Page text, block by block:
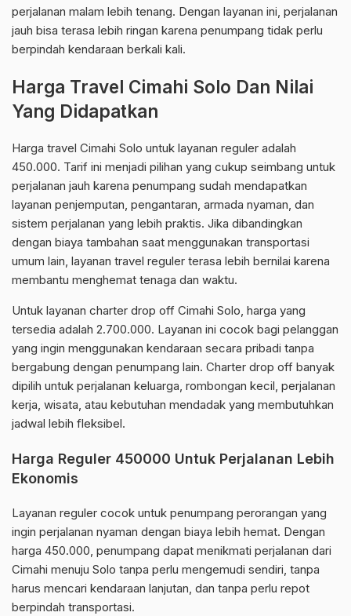
perjalanan malam lebih tenang. Dengan layanan ini, perjalanan
jauh bisa terasa lebih ringan karena penumpang tidak perlu
berpindah kendaraan berkali kali.
Harga Travel Cimahi Solo Dan Nilai
Yang Didapatkan
Harga travel Cimahi Solo untuk layanan reguler adalah
450.000. Tarif ini menjadi pilihan yang cukup seimbang untuk
perjalanan jauh karena penumpang sudah mendapatkan
layanan penjemputan, pengantaran, armada nyaman, dan
sistem perjalanan yang lebih praktis. Jika dibandingkan
dengan biaya tambahan saat menggunakan transportasi
umum lain, layanan travel reguler terasa lebih bernilai karena
membantu menghemat tenaga dan waktu.
Untuk layanan charter drop off Cimahi Solo, harga yang
tersedia adalah 2.700.000. Layanan ini cocok bagi pelanggan
yang ingin menggunakan kendaraan secara pribadi tanpa
bergabung dengan penumpang lain. Charter drop off banyak
dipilih untuk perjalanan keluarga, rombongan kecil, perjalanan
kerja, wisata, atau kebutuhan mendadak yang membutuhkan
jadwal lebih fleksibel.
Harga Reguler 450000 Untuk Perjalanan Lebih
Ekonomis
Layanan reguler cocok untuk penumpang perorangan yang
ingin perjalanan nyaman dengan biaya lebih hemat. Dengan
harga 450.000, penumpang dapat menikmati perjalanan dari
Cimahi menuju Solo tanpa perlu mengemudi sendiri, tanpa
harus mencari kendaraan lanjutan, dan tanpa perlu repot
berpindah transportasi.